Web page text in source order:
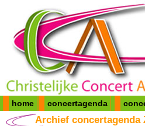
home concertagenda
Archief concertagenda